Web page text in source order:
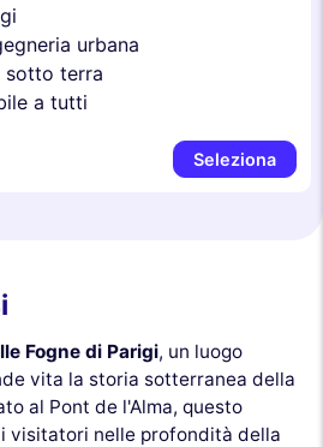
urbana
sotto terra
a tutti
Seleziona
Fogne di Parigi, un luogo
vita la storia sotterranea della
al Pont de l'Alma, questo
visitatori nelle profondità della